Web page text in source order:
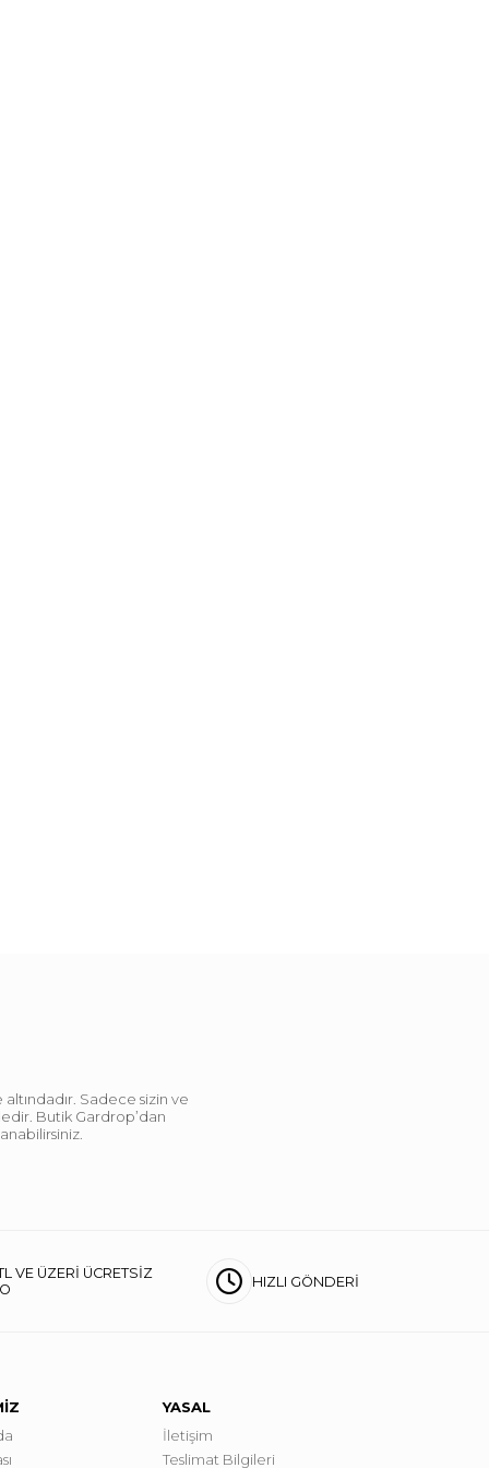
Sadece sizin ve
Butik Gardrop’dan
VE ÜZERİ ÜCRETSİZ
HIZLI GÖNDERİ
YASAL
İletişim
Teslimat Bilgileri